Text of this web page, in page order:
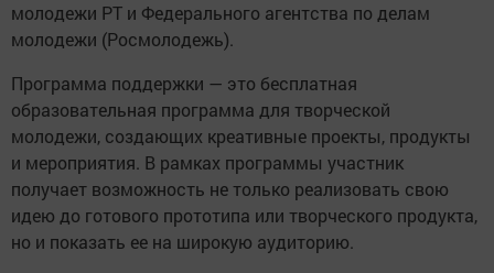
молодежи РТ и Федерального агентства по делам
молодежи (Росмолодежь).
Программа поддержки — это бесплатная
образовательная программа для творческой
молодежи, создающих креативные проекты, продукты
и мероприятия. В рамках программы участник
получает возможность не только реализовать свою
идею до готового прототипа или творческого продукта,
но и показать ее на широкую аудиторию.